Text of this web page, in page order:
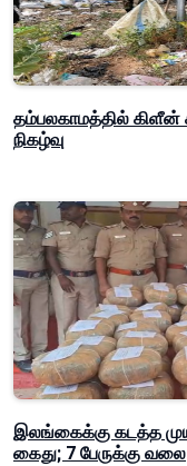
தம்பலகாமத்தில் கிளீன்
நிகழ்வு
இலங்கைக்கு கடத்த
கைது; 7 பேருக்கு வலை